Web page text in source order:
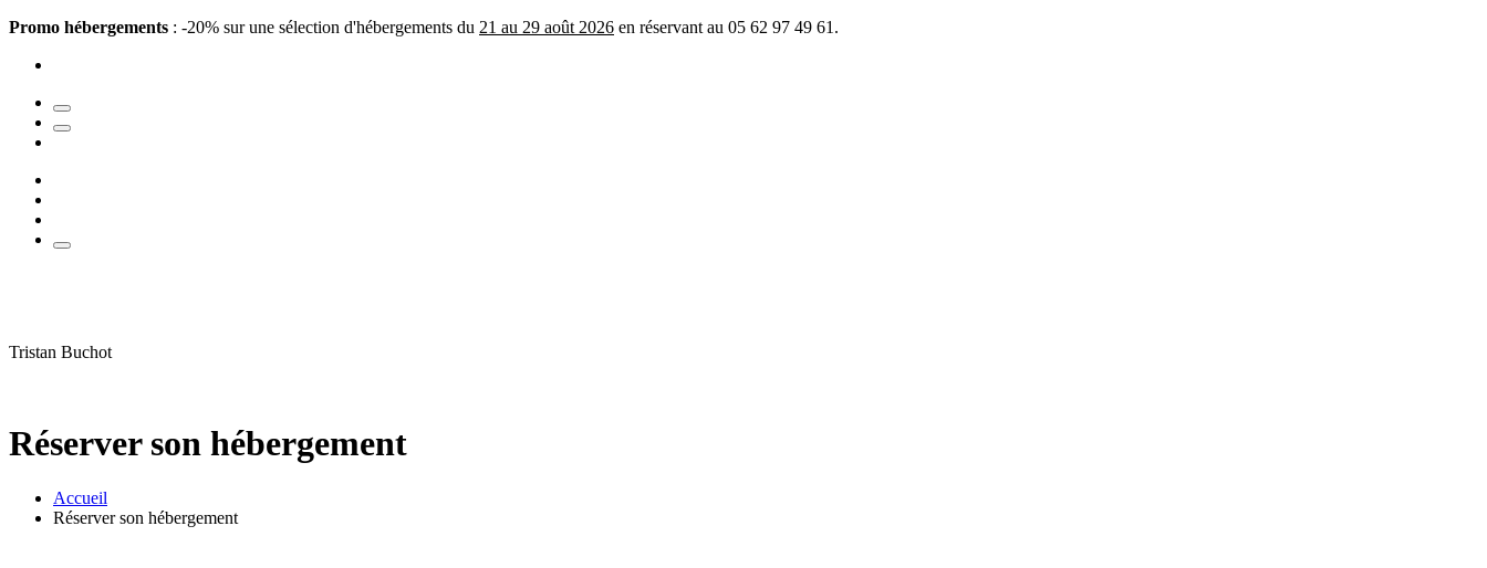
Promo hébergements : -20% sur une sélection d'hébergements du 21 au 29 août 2026 en réservant au 05 62 97 49 61.
Tristan Buchot
Réserver son hébergement
Accueil
Réserver son hébergement